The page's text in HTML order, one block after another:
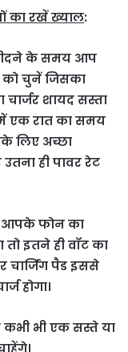
का रखें ख्याल:
के समय आप
को चुनें जिसका
चार्जर शायद सस्ता
एक रात का समय
लिए अच्छा
ही पावर रेट
आपके फोन का
तो इतने ही वॉट का
चार्जिंग पैड इससे
होगा।
कभी भी एक सस्ते या